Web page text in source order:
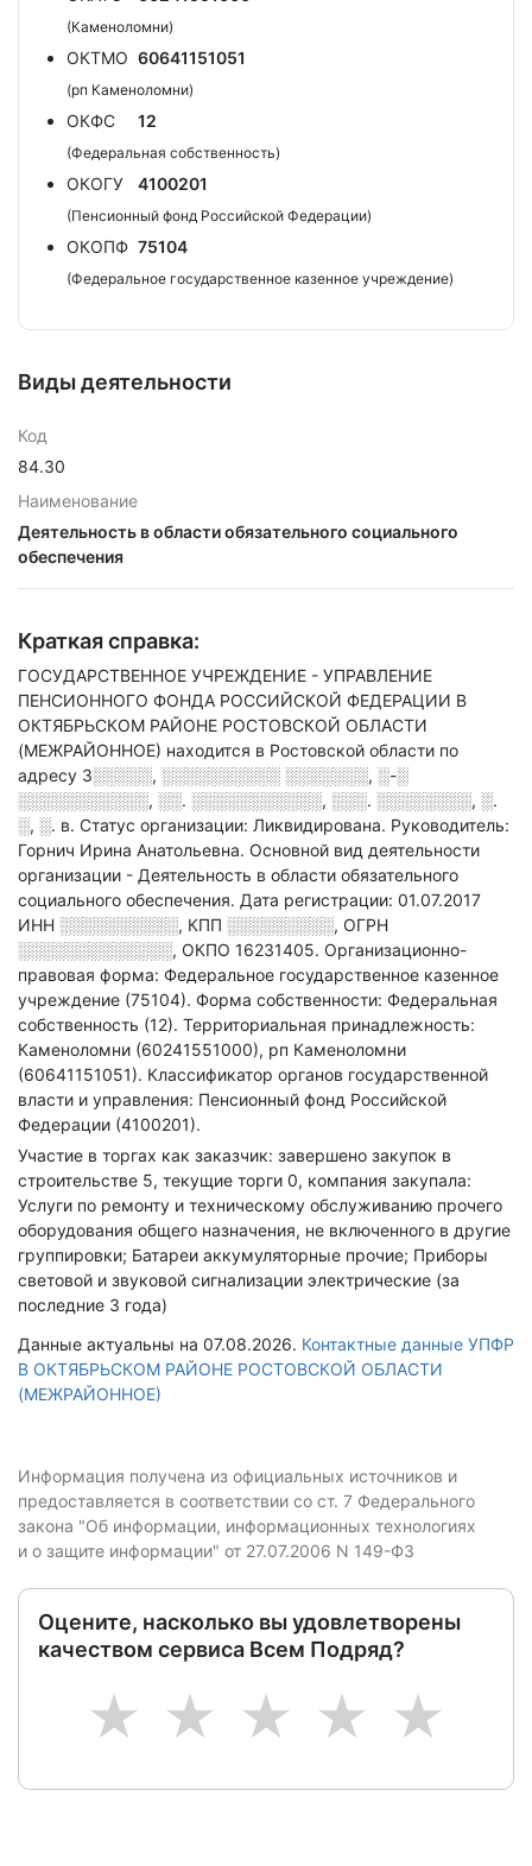
(Каменоломни)
ОКТМО 60641151051
(рп Каменоломни)
ОКФС 12
(Федеральная собственность)
ОКОГУ 4100201
(Пенсионный фонд Российской Федерации)
ОКОПФ 75104
(Федеральное государственное казенное учреждение)
Виды деятельности
Код
84.30
Наименование
Деятельность в области обязательного социального
обеспечения
Краткая справка:
ГОСУДАРСТВЕННОЕ УЧРЕЖДЕНИЕ - УПРАВЛЕНИЕ
ПЕНСИОННОГО ФОНДА РОССИЙСКОЙ ФЕДЕРАЦИИ В
ОКТЯБРЬСКОМ РАЙОНЕ РОСТОВСКОЙ ОБЛАСТИ
(МЕЖРАЙОННОЕ) находится в Ростовской области по
адресу 3░░░░░, ░░░░░░░░░░ ░░░░░░░, ░-░
░░░░░░░░░░░, ░░. ░░░░░░░░░░░, ░░░. ░░░░░░░░, ░.
░, ░. в. Статус организации: Ликвидирована. Руководитель:
Горнич Ирина Анатольевна. Основной вид деятельности
организации - Деятельность в области обязательного
социального обеспечения. Дата регистрации: 01.07.2017
ИНН ░░░░░░░░░░, КПП ░░░░░░░░░, ОГРН
░░░░░░░░░░░░░, ОКПО 16231405. Организационно-
правовая форма: Федеральное государственное казенное
учреждение (75104). Форма собственности: Федеральная
собственность (12). Территориальная принадлежность:
Каменоломни (60241551000), рп Каменоломни
(60641151051). Классификатор органов государственной
власти и управления: Пенсионный фонд Российской
Федерации (4100201).
Участие в торгах как заказчик: завершено закупок в
строительстве 5, текущие торги 0, компания закупала:
Услуги по ремонту и техническому обслуживанию прочего
оборудования общего назначения, не включенного в другие
группировки; Батареи аккумуляторные прочие; Приборы
световой и звуковой сигнализации электрические (за
последние 3 года)
Данные актуальны на 07.08.2026. Контактные данные УПФР
В ОКТЯБРЬСКОМ РАЙОНЕ РОСТОВСКОЙ ОБЛАСТИ
(МЕЖРАЙОННОЕ)
Информация получена из официальных источников и
предоставляется в соответствии со ст. 7 Федерального
закона "Об информации, информационных технологиях
и о защите информации" от 27.07.2006 N 149-ФЗ
Оцените, насколько вы удовлетворены
качеством сервиса Всем Подряд?
5
4
3
2
1